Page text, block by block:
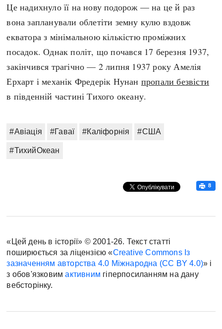
Це надихнуло її на нову подорож — на це й раз
вона запланували облетіти земну кулю вздовж
екватора з мінімальною кількістю проміжних
посадок. Однак політ, що почався 17 березня 1937,
закінчився трагічно — 2 липня 1937 року Амелія
Ерхарт і механік Фредерік Нунан пропали безвісти
в південній частині Тихого океану.
#Авіація #Гаваї #Каліфорнія #США
#ТихийОкеан
8
«Цей день в історії» © 2001-26. Текст статті
поширюється за ліцензією «Creative Commons Із
зазначенням авторства 4.0 Міжнародна (CC BY 4.0)» і
з обов'язковимактивним гіперпосиланням на дану
вебсторінку.